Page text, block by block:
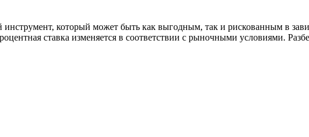
который может быть как выгодным, так и рискованным в
ставка изменяется в соответствии с рыночными условиями.